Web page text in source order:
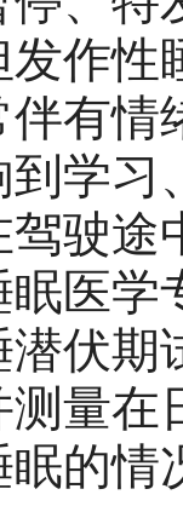
作
有
学
驶
医
伏
量
的